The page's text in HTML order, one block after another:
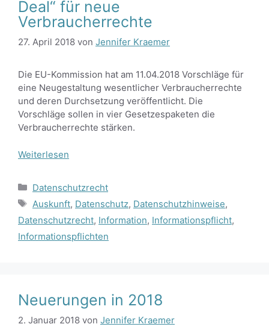
Deal“ für neue
Verbraucherrechte
27. April 2018 von Jennifer Kraemer
Die EU-Kommission hat am 11.04.2018 Vorschläge für
eine Neugestaltung wesentlicher Verbraucherrechte
und deren Durchsetzung veröffentlicht. Die
Vorschläge sollen in vier Gesetzespaketen die
Verbraucherrechte stärken.
Weiterlesen
Kategorien
Datenschutzrecht
Schlagwörter
Auskunft, Datenschutz, Datenschutzhinweise,
Datenschutzrecht, Information, Informationspflicht,
Informationspflichten
Neuerungen in 2018
2. Januar 2018 von Jennifer Kraemer